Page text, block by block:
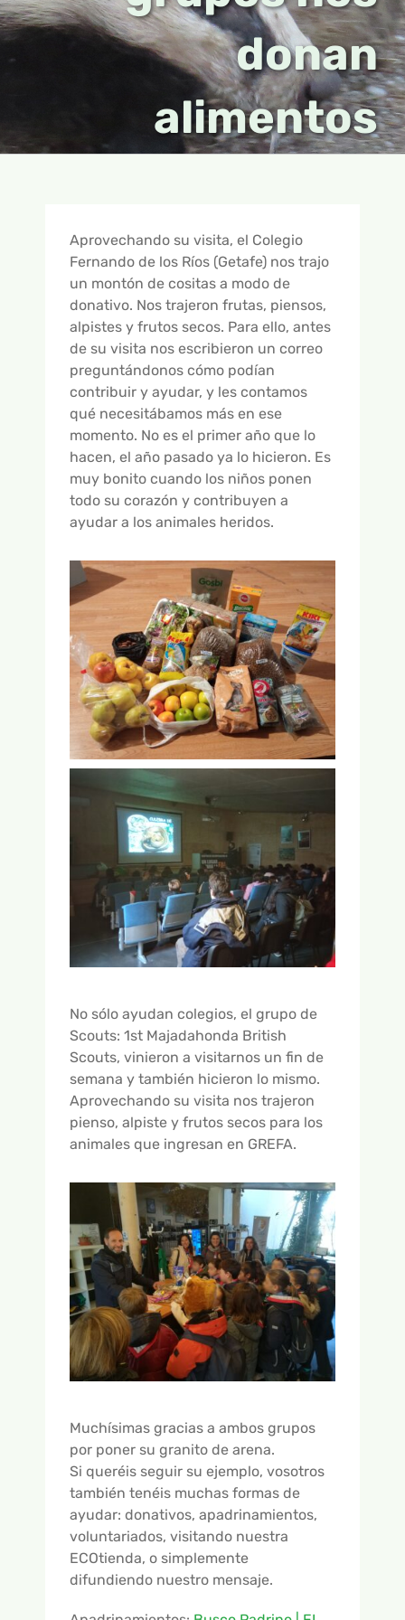
ONLINE
FICHAS PREVIAS A LA VISITA
APADRINAMIENTOS
TALLERES
RECURSOS PARA TU CENTRO
EDUCACIÓN PRIMARIA
EDUCACIÓN SECUNDARIA
RECURSOS
CUADERNILLOS DIDÁCTICOS
JUEGOS Y MANUALIDADES
PRESENTACIÓN – ¿QUÉ ES GREFA?
GUÍA INTERACTIVA – ALIADOS DEL CAMPO
CONTROL DE PLAGAS DE TOPILLO
GALERÍA DE FOTOS
GALERÍA DE VÍDEOS
INFORMACIÓN GENERAL
RESERVAS Y CONTACTO
PARTICIPAMOS
BUSCAR:
donan
alimentos
Aprovechando su visita, el Colegio
Fernando de los Ríos (Getafe) nos trajo
un montón de cositas a modo de
donativo. Nos trajeron frutas, piensos,
alpistes y frutos secos. Para ello, antes
de su visita nos escribieron un correo
preguntándonos cómo podían
contribuir y ayudar, y les contamos
qué necesitábamos más en ese
momento. No es el primer año que lo
hacen, el año pasado ya lo hicieron. Es
muy bonito cuando los niños ponen
todo su corazón y contribuyen a
ayudar a los animales heridos.
No sólo ayudan colegios, el grupo de
Scouts: 1st Majadahonda British
Scouts, vinieron a visitarnos un fin de
semana y también hicieron lo mismo.
Aprovechando su visita nos trajeron
pienso, alpiste y frutos secos para los
animales que ingresan en GREFA.
Muchísimas gracias a ambos grupos
por poner su granito de arena.
Si queréis seguir su ejemplo, vosotros
también tenéis muchas formas de
ayudar: donativos, apadrinamientos,
voluntariados, visitando nuestra
ECOtienda, o simplemente
difundiendo nuestro mensaje.